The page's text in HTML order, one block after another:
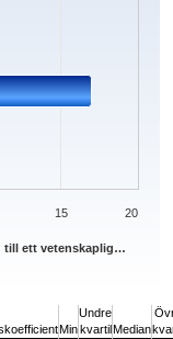
till ett vetenskaplig…
15 20
Min
Undre
kvartilMedian